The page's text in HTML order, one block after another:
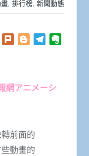
, 排行榜, 新聞動態
Facebook
Plurk BloggerTelegram
網アニメーシ
前面的
動畫的